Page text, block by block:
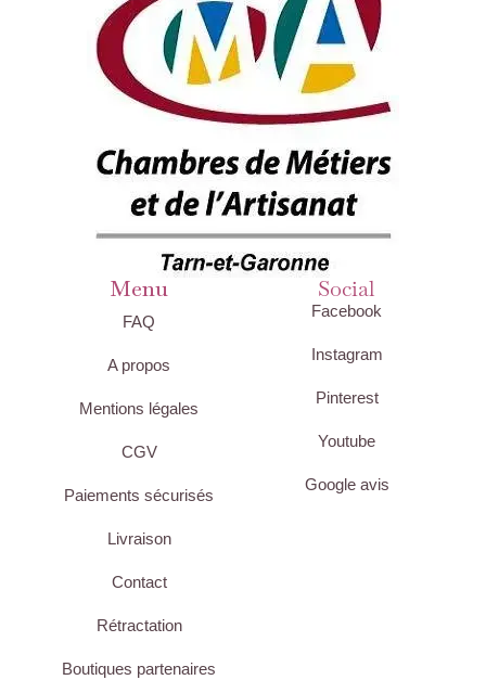
Menu
FAQ
A propos
Mentions légales
CGV
Paiements sécurisés
Livraison
Contact
Rétractation
Boutiques partenaires
Social
Facebook
Instagram
Pinterest
Youtube
Google avis